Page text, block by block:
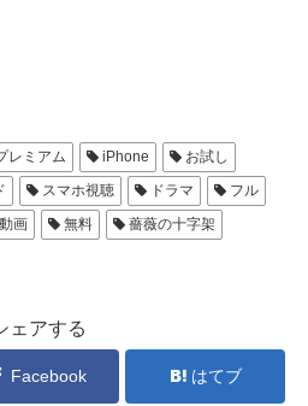
レミアム iPhone
お試し
スマホ視聴 ドラマ
フル
動画 無料
薔薇の十字架
ェアする
Facebook はてブ